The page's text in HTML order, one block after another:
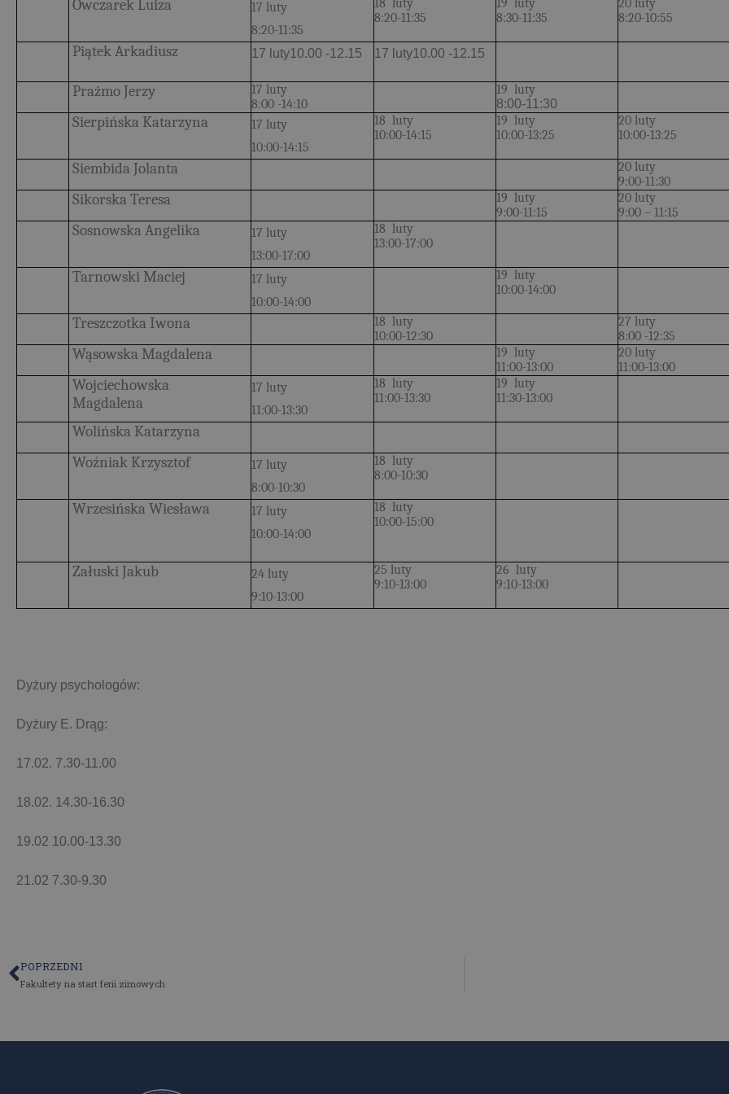
Owczarek Luiza
17 luty
8:20-11:35
18 luty
8:20-11:35
19 luty
8:30-11:35
20 luty
8:20-10:55
Piątek Arkadiusz 17 luty10.00 -12.15 17 luty10.00 -12.15
Prażmo Jerzy
17 luty
8:00 -14:10
19 luty
8:00-11:30
Sierpińska Katarzyna
17 luty
10:00-14:15
18 luty
10:00-14:15
19 luty
10:00-13:25
20 luty
10:00-13:25
Siembida Jolanta
20 luty
9:00-11:30
Sikorska Teresa
19 luty
9:00-11:15
20 luty
9:00 – 11:15
Sosnowska Angelika
17 luty
13:00-17:00
18 luty
13:00-17:00
Tarnowski Maciej
17 luty
10:00-14:00
19 luty
10:00-14:00
Treszczotka Iwona
18 luty
10:00-12:30
27 luty
8:00 -12:35
Wąsowska Magdalena
19 luty
11:00-13:00
20 luty
11:00-13:00
Wojciechowska
Magdalena
17 luty
11:00-13:30
18 luty
11:00-13:30
19 luty
11:30-13:00
Wolińska Katarzyna
Woźniak Krzysztof
17 luty
8:00-10:30
18 luty
8:00-10:30
Wrzesińska Wiesława
17 luty
10:00-14:00
18 luty
10:00-15:00
Załuski Jakub
24 luty
9:10-13:00
25 luty
9:10-13:00
26 luty
9:10-13:00
Dyżury psychologów:
Dyżury E. Drąg:
17.02. 7.30-11.00
18.02. 14.30-16.30
19.02 10.00-13.30
21.02 7.30-9.30
POPRZEDNI
Fakultety na start ferii zimowych